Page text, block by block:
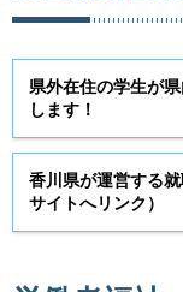
県外在住の学生が
します！
香川県が運営する
サイトへリンク）